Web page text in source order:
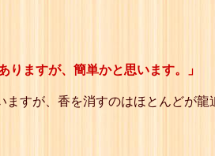
ますが、簡単かと思います。」
すが、香を消すのはほとんどが龍